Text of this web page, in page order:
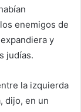
enemigos de
y
judías.
la izquierda
dijo, en un